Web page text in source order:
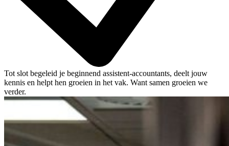
Tot slot begeleid je beginnend assistent-accountants, deelt jouw
kennis en helpt hen groeien in het vak. Want samen groeien we
verder.